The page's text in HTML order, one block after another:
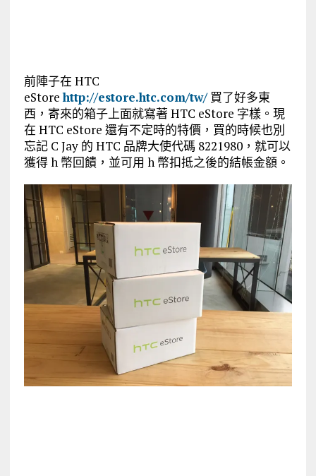
前陣子在 HTC
eStorehttp://estore.htc.com/tw/買了好多東
西，寄來的箱子上面就寫著 HTC eStore 字樣。現
在 HTC eStore 還有不定時的特價，買的時候也別
忘記 C Jay 的 HTC 品牌大使代碼 8221980，就可以
獲得 h 幣回饋，並可用 h 幣扣抵之後的結帳金額。